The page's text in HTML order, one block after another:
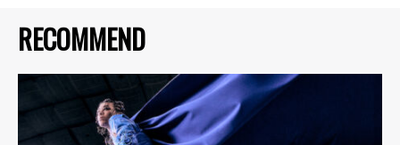
RECOMMEND